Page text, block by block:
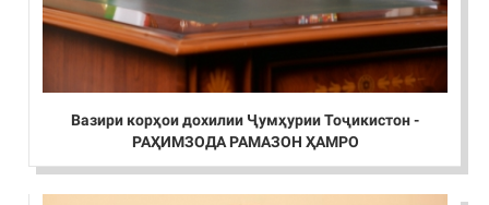
Вазири корҳои дохилии Ҷумҳурии Тоҷикистон -
РАҲИМЗОДА РАМАЗОН ҲАМРО